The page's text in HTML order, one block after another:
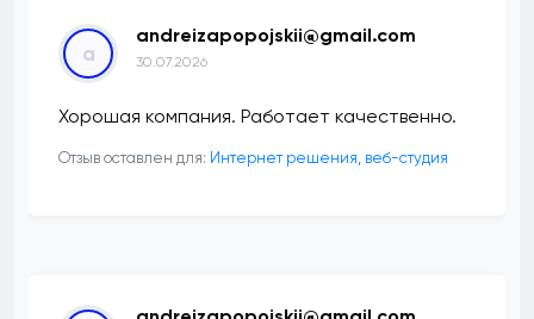
a
andreizapopojskii@gmail.com
30.07.2026
Хорошая компания. Работает качественно.
Отзыв оставлен для: Интернет решения, веб-студия